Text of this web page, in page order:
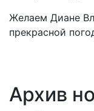
Желаем Диане
прекрасной
Архив